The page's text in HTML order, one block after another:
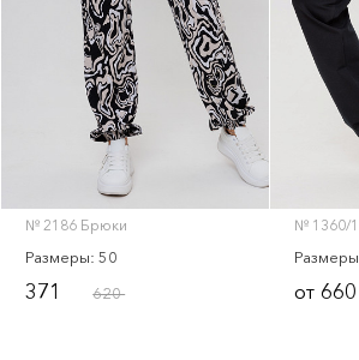
№ 2186 Брюки
Размеры: 50
371 620
№ 1360/
от660